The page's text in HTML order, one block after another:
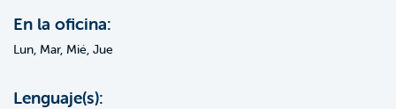
En la oficina:
Lun, Mar, Mié, Jue
Lenguaje(s):